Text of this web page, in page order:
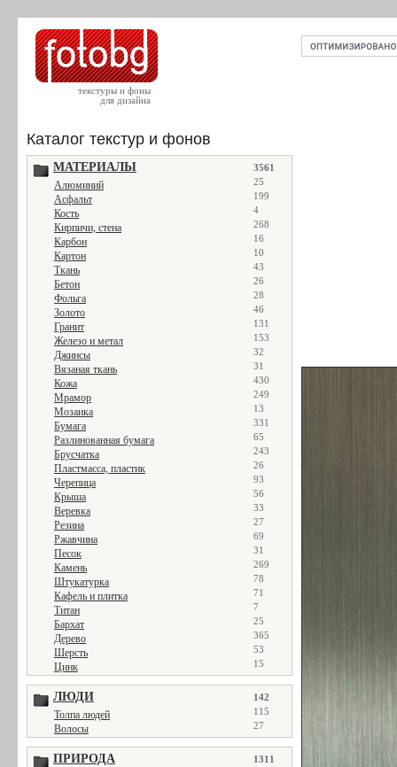
текстуры и фоны
для дизайна
Каталог текстур и фонов
МАТЕРИАЛЫ 3561
Алюминий 25
Асфальт 199
Кость 4
Кирпичи, стена 268
Карбон 16
Картон 10
Ткань 43
Бетон 26
Фольга 28
Золото 46
Гранит 131
Железо и метал 153
Джинсы 32
Вязаная ткань 31
Кожа 430
Мрамор 249
Мозаика 13
Бумага 331
Разлинованная бумага 65
Брусчатка 243
Пластмасса, пластик 26
Черепица 93
Крыша 56
Веревка 33
Резина 27
Ржавчина 69
Песок 31
Камень 269
Штукатурка 78
Кафель и плитка 71
Титан 7
Бархат 25
Дерево 365
Шерсть 53
Цинк 15
ЛЮДИ 142
Толпа людей 115
Волосы 27
ПРИРОДА 1311